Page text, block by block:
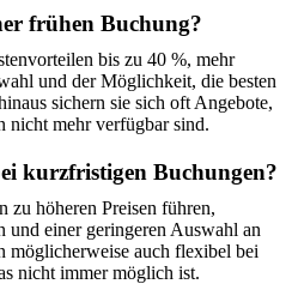
frühen Buchung?
bis zu 40 %, mehr
und der Möglichkeit, die besten
sichern sie sich oft Angebote,
nicht mehr verfügbar sind.
kurzfristigen Buchungen?
höheren Preisen führen,
und einer geringeren Auswahl an
möglicherweise auch flexibel bei
nicht immer möglich ist.